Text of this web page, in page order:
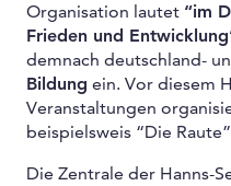
Organisation lautet “im
Frieden und
demnach deutschland-
Bildung ein. Vor diesem
Veranstaltungen
beispielsweis “Die
Die Zentrale der Hanns-